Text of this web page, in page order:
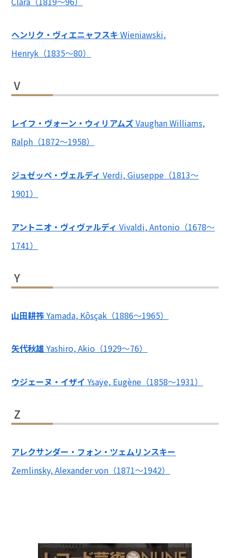
ヘンリク・ヴィエニャフスキ Wieniawski,
Henryk（1835～80）
V
レイフ・ヴォーン・ウィリアムズVaughan Williams,
Ralph（1872～1958）
ジュゼッペ・ヴェルディ Verdi, Giuseppe（1813～
1901）
アントニオ・ヴィヴァルディ Vivaldi, Antonio（1678～
1741）
Y
山田耕筰Yamada, Kôsçak（1886～1965）
矢代秋雄 Yashiro, Akio（1929～76）
ウジェーヌ・イザイ Ysaÿe, Eugène（1858～1931）
Z
アレクサンダー・フォン・ツェムリンスキー
Zemlinsky, Alexander von（1871～1942）